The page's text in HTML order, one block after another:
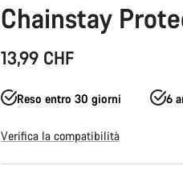
Chainstay
13,99 CHF
Reso entro 30 giorni 6
Verifica la compatibilità